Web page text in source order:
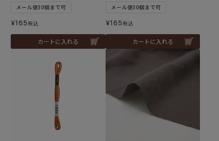
メール便30個まで可
¥165税込
カートに入れる
メール便30個まで可
¥165税込
カートに入れる